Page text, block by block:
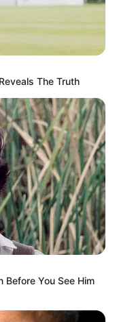
tegap dan atletis
sukses memiliki
di dunia
MANCANEGARA
The Truth
Before You See Him